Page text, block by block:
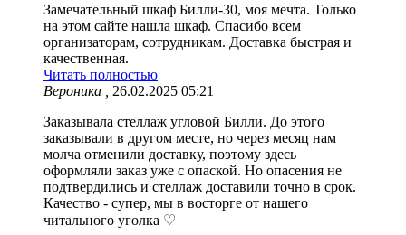
Замечательный шкаф Билли-30, моя мечта. Только
на этом сайте нашла шкаф. Спасибо всем
организаторам, сотрудникам. Доставка быстрая и
качественная.
Читать полностью
Вероника ,
26.02.2025 05:21
Заказывала стеллаж угловой Билли. До этого
заказывали в другом месте, но через месяц нам
молча отменили доставку, поэтому здесь
оформляли заказ уже с опаской. Но опасения не
подтвердились и стеллаж доставили точно в срок.
Качество - супер, мы в восторге от нашего
читального уголка ♡